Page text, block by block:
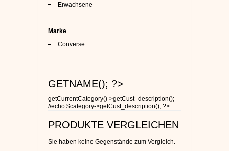
Erwachsene
Marke
Converse
GETNAME(); ?>
getCurrentCategory()->getCust_description();
//echo $category->getCust_description(); ?>
PRODUKTE VERGLEICHEN
Sie haben keine Gegenstände zum Vergleich.